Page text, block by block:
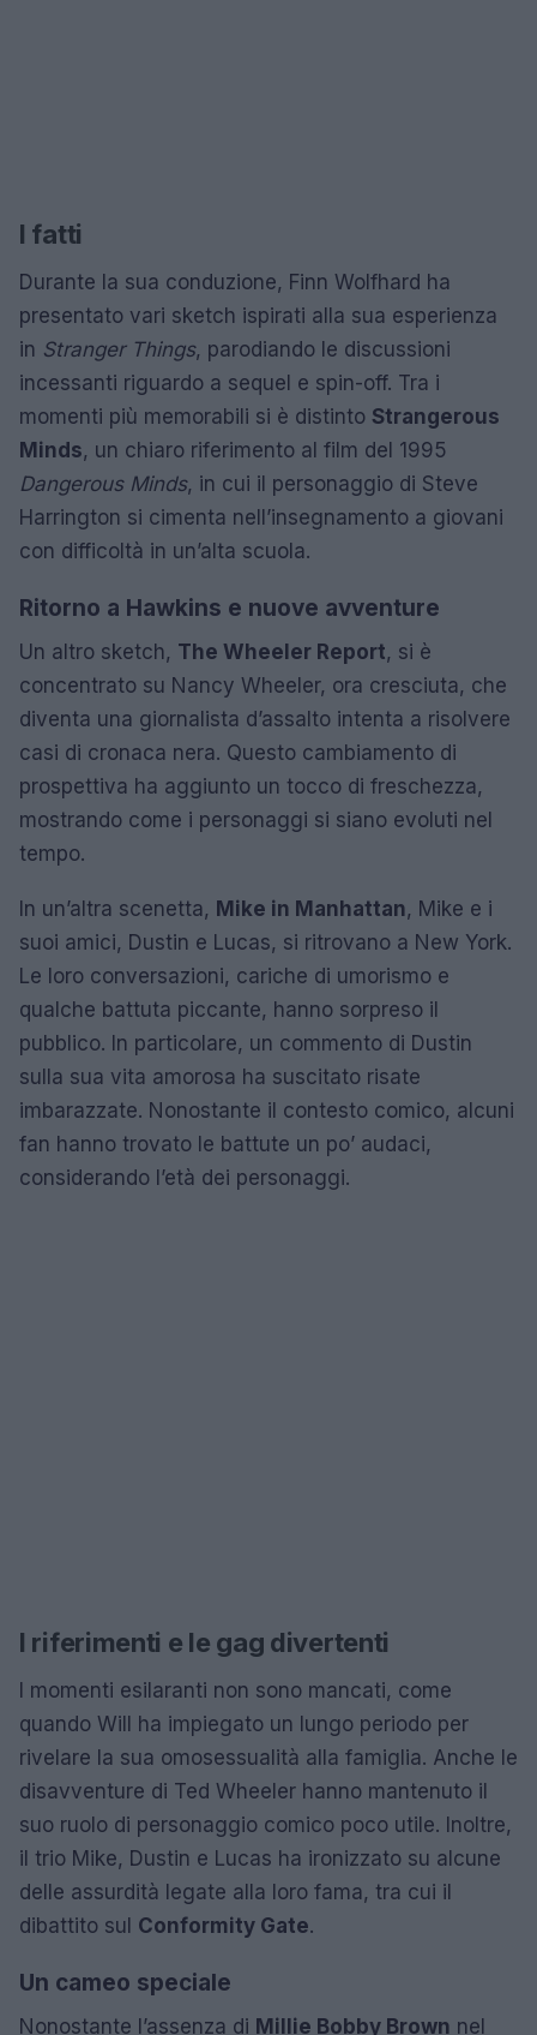
I fatti
Durante la sua conduzione, Finn Wolfhard ha
presentato vari sketch ispirati alla sua esperienza
in Stranger Things, parodiando le discussioni
incessanti riguardo a sequel e spin-off. Tra i
momenti più memorabili si è distinto Strangerous
Minds, un chiaro riferimento al film del 1995
Dangerous Minds, in cui il personaggio di Steve
Harrington si cimenta nell’insegnamento a giovani
con difficoltà in un’alta scuola.
Ritorno a Hawkins e nuove avventure
Un altro sketch, The Wheeler Report, si è
concentrato su Nancy Wheeler, ora cresciuta, che
diventa una giornalista d’assalto intenta a risolvere
casi di cronaca nera. Questo cambiamento di
prospettiva ha aggiunto un tocco di freschezza,
mostrando come i personaggi si siano evoluti nel
tempo.
In un’altra scenetta, Mike in Manhattan, Mike e i
suoi amici, Dustin e Lucas, si ritrovano a New York.
Le loro conversazioni, cariche di umorismo e
qualche battuta piccante, hanno sorpreso il
pubblico. In particolare, un commento di Dustin
sulla sua vita amorosa ha suscitato risate
imbarazzate. Nonostante il contesto comico, alcuni
fan hanno trovato le battute un po’ audaci,
considerando l’età dei personaggi.
I riferimenti e le gag divertenti
I momenti esilaranti non sono mancati, come
quando Will ha impiegato un lungo periodo per
rivelare la sua omosessualità alla famiglia. Anche le
disavventure di Ted Wheeler hanno mantenuto il
suo ruolo di personaggio comico poco utile. Inoltre,
il trio Mike, Dustin e Lucas ha ironizzato su alcune
delle assurdità legate alla loro fama, tra cui il
dibattito sul Conformity Gate.
Un cameo speciale
Nonostante l’assenza di Millie Bobby Brown nel